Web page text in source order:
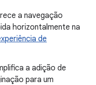
a navegação
horizontalmente na
de
a adição de
para um